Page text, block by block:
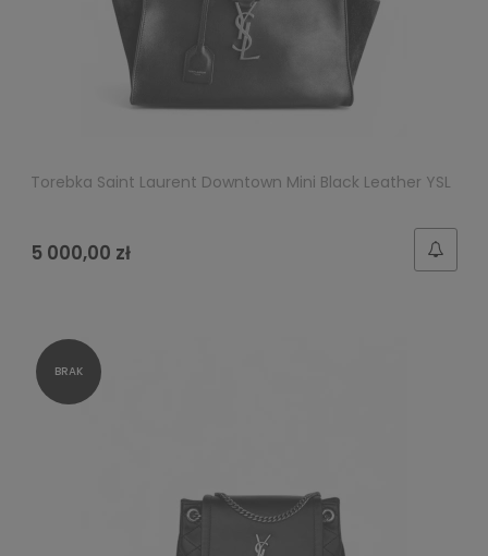
Torebka Saint Laurent Downtown Mini Black Leather YSL
5 000,00 zł